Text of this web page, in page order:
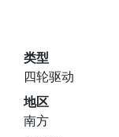
类型
四轮驱动
地区
南方